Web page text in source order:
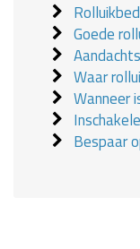
Goede
Waar
Wanneer
Bespaar